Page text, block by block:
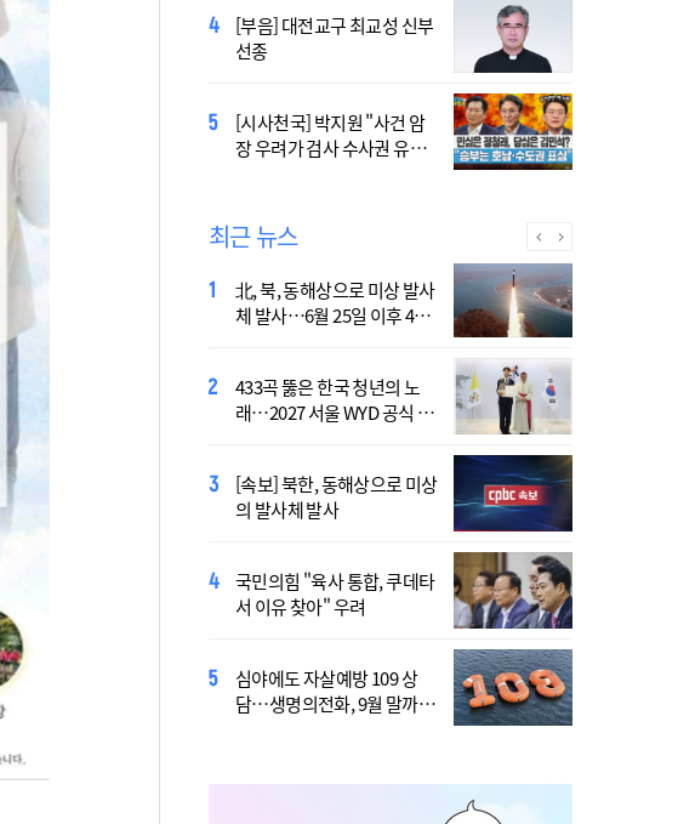
[부음] 대전교구 최교성 신부
선종
[시사천국] 박지원 "사건 암
장 우려가 검사 수사권 유지
[시사천국] 홍춘욱 "단일종목 레버리지 ETF는
없애는 게 맞다"
제가 공개…희망의 선율 울
린다
최근 뉴스
北, 북, 동해상으로 미상 발사
체 발사…6월 25일 이후 42
433곡 뚫은 한국 청년의 노
래…2027 서울 WYD 공식 주
[속보] 북한, 동해상으로 미상
의 발사체 발사
국민의힘 "육사 통합, 쿠데타
서 이유 찾아" 우려
심야에도 자살예방 109 상
담…생명의전화, 9월 말까지
장기요양 재가 노인 10명 중
7명 "아파도 살던 집에서 살
산티아고 순례길에 울려 퍼진
“2027년 서울에서 만나요!”
李 "폭염·가뭄에 행정력 총
동원…전방위 대응체계 가
靑, 김용범 책임론에 "지금은
대책 챙기는 게 더 중요"
국가보훈부, 미국서 첫 국제
보훈컨퍼런스 연다